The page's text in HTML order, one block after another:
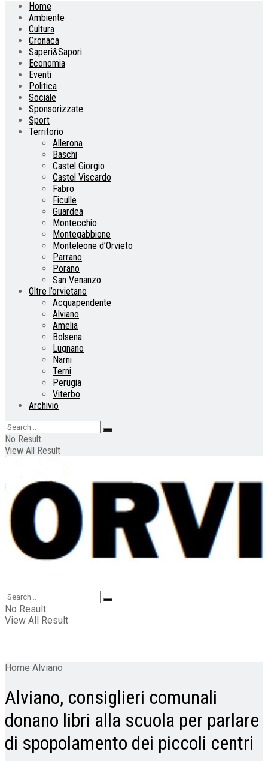
Home
Ambiente
Cultura
Cronaca
Saperi&Sapori
Economia
Eventi
Politica
Sociale
Sponsorizzate
Sport
Territorio
Allerona
Baschi
Castel Giorgio
Castel Viscardo
Fabro
Ficulle
Guardea
Montecchio
Montegabbione
Monteleone d’Orvieto
Parrano
Porano
San Venanzo
Oltre l’orvietano
Acquapendente
Alviano
Amelia
Bolsena
Lugnano
Narni
Terni
Perugia
Viterbo
Archivio
No Result
View All Result
No Result
View All Result
Home Alviano
Alviano, consiglieri comunali
donano libri alla scuola per parlare
di spopolamento dei piccoli centri